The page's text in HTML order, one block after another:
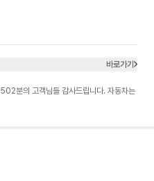
바로가기
분의 고객님들 감사드립니다. 자동차는